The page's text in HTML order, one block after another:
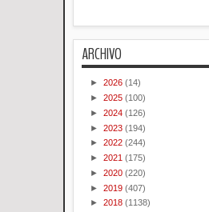
ARCHIVO
► 2026 (14)
► 2025 (100)
► 2024 (126)
► 2023 (194)
► 2022 (244)
► 2021 (175)
► 2020 (220)
► 2019 (407)
► 2018 (1138)